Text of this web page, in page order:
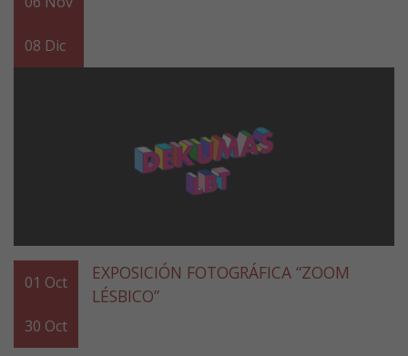
08 Dic
01 Oct
30 Oct
EXPOSICIÓN FOTOGRÁFICA “ZOOM
LÉSBICO”